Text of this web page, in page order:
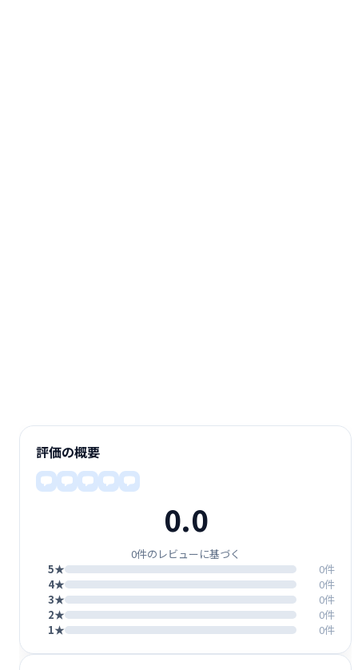
評価の概要
0.0
0件のレビューに基づく
5★
0件
4★
0件
3★
0件
2★
0件
1★
0件